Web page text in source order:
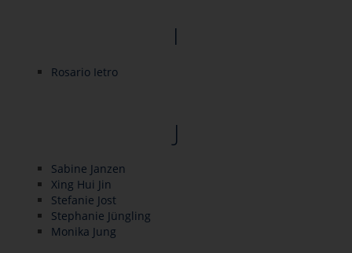
I
Rosario Ietro
J
Sabine Janzen
Xing Hui Jin
Stefanie Jost
Stephanie Jüngling
Monika Jung